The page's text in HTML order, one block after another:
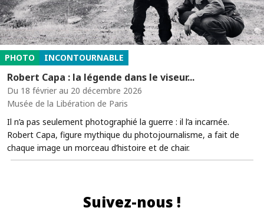
PHOTO INCONTOURNABLE
Robert Capa : la légende dans le viseur...
Du 18 février au 20 décembre 2026
Musée de la Libération de Paris
Il n’a pas seulement photographié la guerre : il l’a incarnée.
Robert Capa, figure mythique du photojournalisme, a fait de
chaque image un morceau d’histoire et de chair.
Suivez-nous !